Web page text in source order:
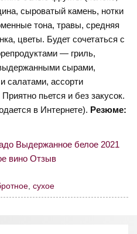
сыроватый камень, нотки
тона, травы, средняя
цветы. Будет сочетаться с
— гриль,
сырами,
салатами, ассорти
пьется и без закусок.
в Интернете). Резюме:
,сухое